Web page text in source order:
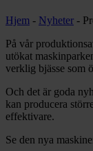
Hjem - Nyheter -
På vår
utökat
verklig bjässe som
Och det är goda
kan producera
effektivare.
Se den nya